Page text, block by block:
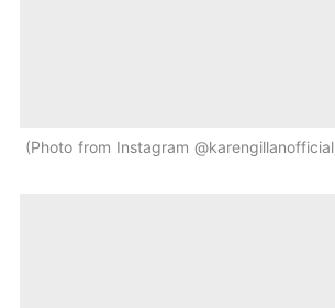
Photo from Instagram @karengillanofficial